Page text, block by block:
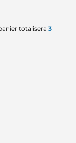
totalisera 3